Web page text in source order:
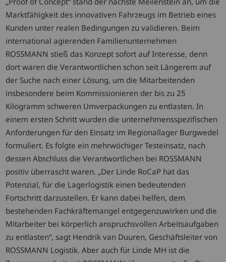
Marktfähigkeit des innovativen Fahrzeugs im Betrieb eines
Kunden unter realen Bedingungen zu validieren. Beim
international agierenden Familienunternehmen
ROSSMANN stieß das Konzept sofort auf Interesse, denn
dort waren die Verantwortlichen schon seit Längerem auf
der Suche nach einer Lösung, um die Mitarbeitenden
insbesondere beim Kommissionieren der bis zu 25
Kilogramm schweren Umverpackungen zu entlasten. In
einem ersten Schritt wurden die unternehmensspezifischen
Anforderungen für den Einsatz im Regionallager Burgwedel
formuliert. Es folgte ein mehrwöchiger Testeinsatz, nach
dessen Abschluss die Verantwortlichen bei ROSSMANN
positiv überrascht waren. „Der Linde RoCaP hat das
Potenzial, für die Lagerlogistik einen bedeutenden
Fortschritt darzustellen. Er kann dabei helfen, dem
bestehenden Fachkräftemangel entgegenzuwirken und die
Mitarbeiter bei körperlich anspruchsvollen Arbeitsaufgaben
zu entlasten“, sagt Hendrik van Duuren, Geschäftsleiter von
ROSSMANN Logistik. Aber auch für Linde MH ist die